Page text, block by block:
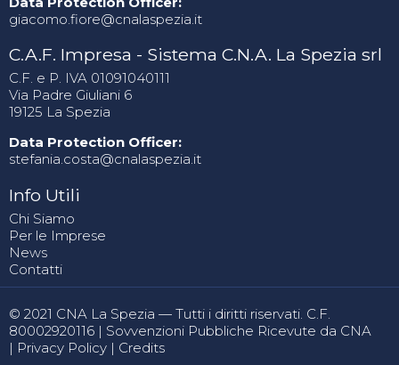
giacomo.fiore@cnalaspezia.it
C.A.F. Impresa - Sistema C.N.A. La Spezia srl
C.F. e P. IVA 01091040111
Via Padre Giuliani 6
19125 La Spezia
Data Protection Officer:
stefania.costa@cnalaspezia.it
Info Utili
Chi Siamo
Per le Imprese
News
Contatti
© 2021 CNA La Spezia — Tutti i diritti riservati. C.F.
80002920116 | Sovvenzioni Pubbliche Ricevute da CNA
| Privacy Policy | Credits